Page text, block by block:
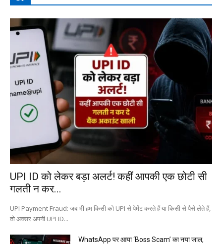
UPI ID को लेकर बड़ा अलर्ट! कहीं आपकी एक छोटी सी
गलती न कर...
UPI Payment Fraud: जब भी हम किसी को UPI से पेमेंट करते हैं या किसी से पैसे लेते हैं,
तो अक्सर अपनी UPI ID...
WhatsApp पर आया ‘Boss Scam’ का नया जाल,